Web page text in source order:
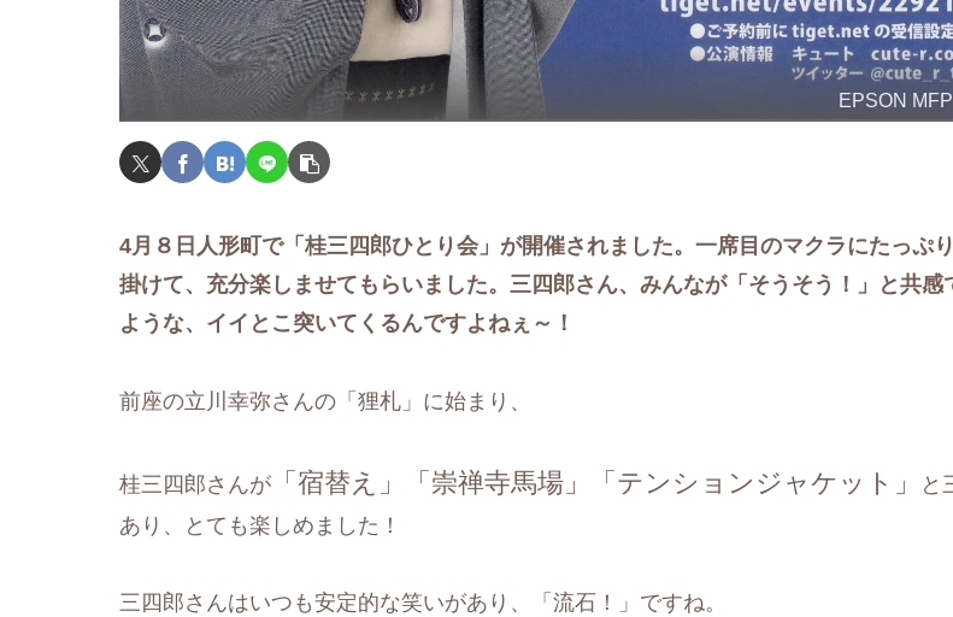
EPSON
4月８日人形町で「桂三四郎ひとり会」が開催されました。一席目のマクラにたっぷ
掛けて、充分楽しませてもらいました。三四郎さん、みんなが「そうそう！」と共感
ような、イイとこ突いてくるんですよねぇ～！
前座の立川幸弥さんの「狸札」に始まり、
桂三四郎さんが 「宿替え」「崇禅寺馬場」「テンションジャケット」
と
あり、とても楽しめました！
三四郎さんはいつも安定的な笑いがあり、「流石！」ですね。